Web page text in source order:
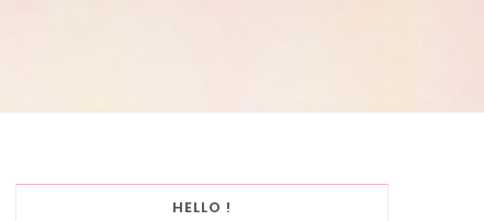
o r e I
HELLO !